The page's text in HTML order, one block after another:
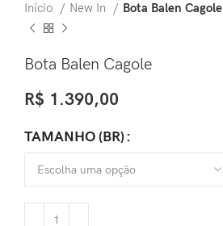
Início New In Bota Balen Cagole
Bota Balen Cagole
R$ 1.390,00
TAMANHO (BR)